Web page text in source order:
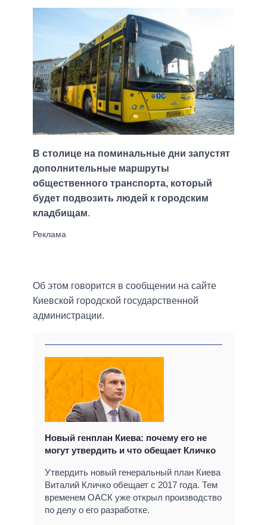
В столице на поминальные дни запустят
дополнительные маршруты
общественного транспорта, который
будет подвозить людей к городским
кладбищам.
Об этом говорится в сообщении на сайте
Киевской городской государственной
администрации.
Новый генплан Киева: почему его не
могут утвердить и что обещает Кличко
Утвердить новый генеральный план Киева
Виталий Кличко обещает с 2017 года. Тем
временем ОАСК уже открыл производство
по делу о его разработке.